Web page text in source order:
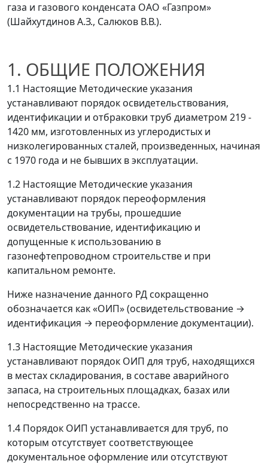
газа и газового конденсата ОАО «Газпром»
(Шайхутдинов А.З., Салюков В.В.).
1. ОБЩИЕ ПОЛОЖЕНИЯ
1.1 Настоящие Методические указания
устанавливают порядок освидетельствования,
идентификации и отбраковки труб диаметром 219 -
1420 мм, изготовленных из углеродистых и
низколегированных сталей, произведенных, начиная
с 1970 года и не бывших в эксплуатации.
1.2 Настоящие Методические указания
устанавливают порядок переоформления
документации на трубы, прошедшие
освидетельствование, идентификацию и
допущенные к использованию в
газонефтепроводном строительстве и при
капитальном ремонте.
Ниже назначение данного РД сокращенно
обозначается как «ОИП» (освидетельствование →
идентификация → переоформление документации).
1.3 Настоящие Методические указания
устанавливают порядок ОИП для труб, находящихся
в местах складирования, в составе аварийного
запаса, на строительных площадках, базах или
непосредственно на трассе.
1.4 Порядок ОИП устанавливается для труб, по
которым отсутствует соответствующее
документальное оформление или отсутствуют